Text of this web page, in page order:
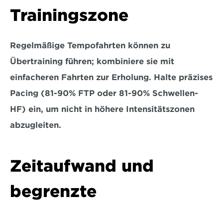
Trainingszone
Regelmäßige Tempofahrten können zu
Übertraining führen; kombiniere sie mit
einfacheren Fahrten zur Erholung. Halte präzises
Pacing (81-90% FTP oder 81-90% Schwellen-
HF) ein, um nicht in höhere Intensitätszonen
abzugleiten.
Zeitaufwand und
begrenzte